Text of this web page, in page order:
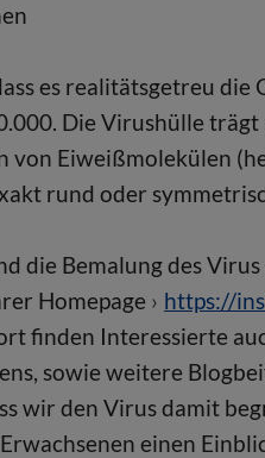
es realitätsgetreu
Die Virushülle
Eiweißmolekülen
rund oder
die Bemalung des
Homepage
https://
finden Interessierte
sowie weitere
wir den Virus damit
einen